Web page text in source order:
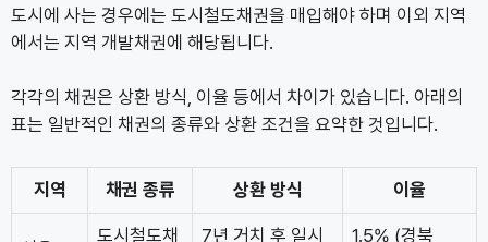
도시에 사는 경우에는 도시철도채권을 매입해야 하며 이외 지역
에서는 지역 개발채권에 해당됩니다.
각각의 채권은 상환 방식, 이율 등에서 차이가 있습니다. 아래의
표는 일반적인 채권의 종류와 상환 조건을 요약한 것입니다.
지역 채권 종류 상환 방식 이율
도시철도채 7년 거치 후 일시 1.5% (경북